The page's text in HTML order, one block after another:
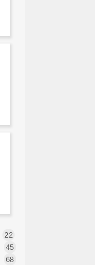
22
45
68